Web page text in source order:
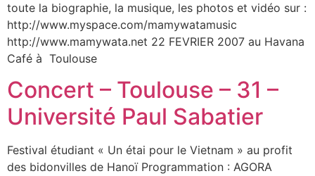
toute la biographie, la musique, les photos et vidéo sur :
http://www.myspace.com/mamywatamusic
http://www.mamywata.net 22 FEVRIER 2007 au Havana
Café à Toulouse
Concert – Toulouse – 31 –
Université Paul Sabatier
Festival étudiant « Un étai pour le Vietnam » au profit
des bidonvilles de Hanoï Programmation : AGORA